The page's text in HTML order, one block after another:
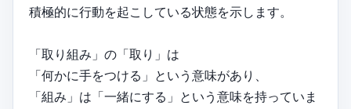
積極的に行動を起こしている状態を示します。
「取り組み」の「取り」は
「何かに手をつける」という意味があり、
「組み」は「一緒にする」という意味を持っていま